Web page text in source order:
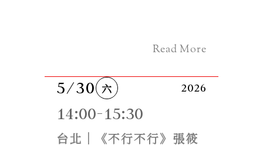
Read More
5/30 六 2026
14:00-15:30
台北｜《不行不行》張筱